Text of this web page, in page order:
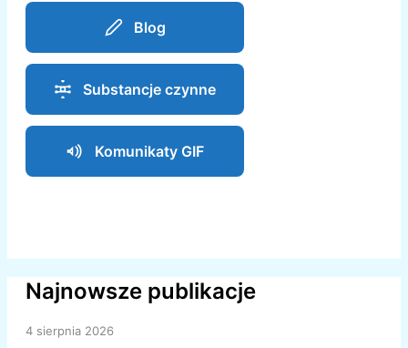
Blog
Substancje czynne
Komunikaty GIF
Najnowsze publikacje
4 sierpnia 2026